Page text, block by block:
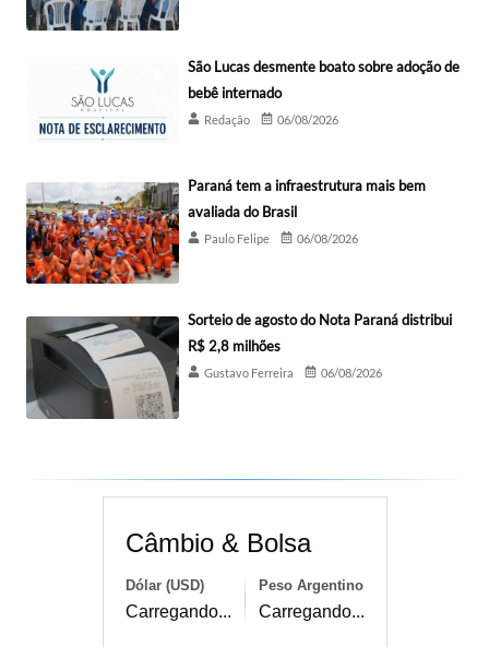
São Lucas desmente boato sobre adoção de
bebê internado
Redação 06/08/2026
Paraná tem a infraestrutura mais bem
avaliada do Brasil
Paulo Felipe 06/08/2026
Sorteio de agosto do Nota Paraná distribui
R$ 2,8 milhões
Gustavo Ferreira 06/08/2026
Câmbio & Bolsa
Dólar (USD)
Carregando...
Peso Argentino
Carregando...